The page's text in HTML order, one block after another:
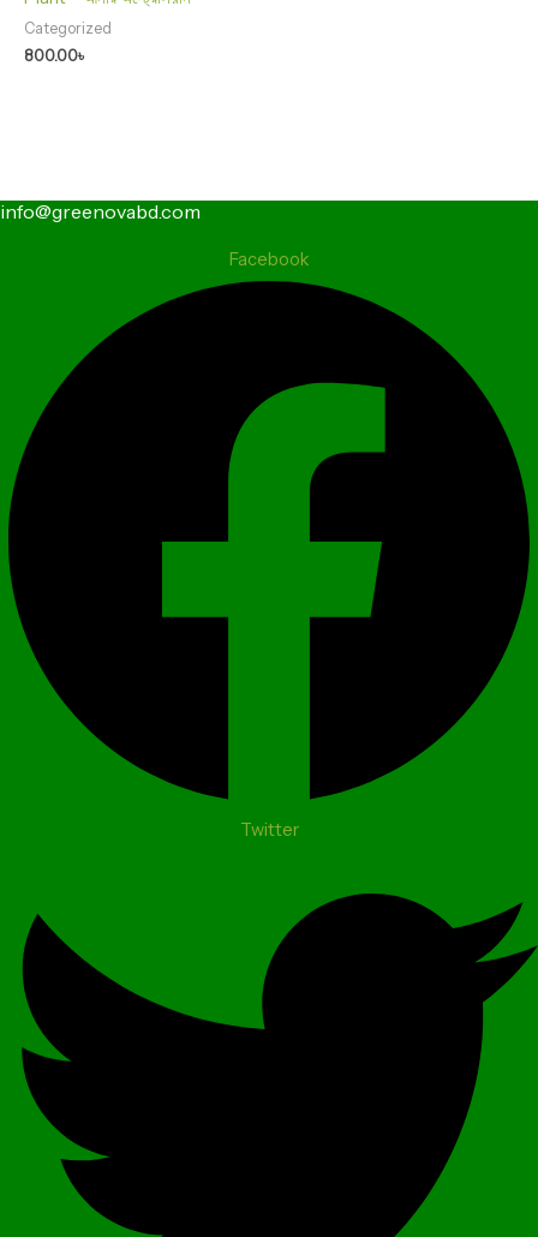
Categorized
800.00৳
info@greenovabd.com
Facebook
Twitter